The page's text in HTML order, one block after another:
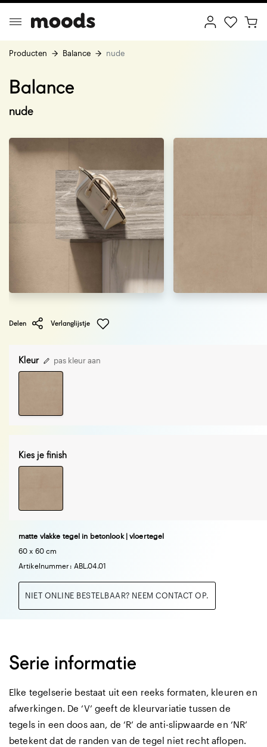
Minimalism
Producten Balance nude
Balance
nude
Delen Verlanglijstje
Kleur pas kleur aan
Kies je finish
matte vlakke tegel in betonlook | vloertegel
60 x 60 cm
Artikelnummer: ABL.04.01
NIET ONLINE BESTELBAAR? NEEM CONTACT OP.
Serie informatie
Elke tegelserie bestaat uit een reeks formaten, kleuren en
afwerkingen. De ‘V’ geeft de kleurvariatie tussen de
tegels in een doos aan, de ‘R’ de anti-slipwaarde en ‘NR’
betekent dat de randen van de tegel niet recht aflopen.